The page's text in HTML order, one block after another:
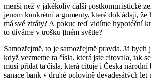
menší než v jakékoliv další postkomunistické
jenom konkrétní argumenty, které dokládají, že
má své ztráty? A pokud teď vidíme hypotéční
to díváme v trošku jiném světle?
Samozřejmě, to je samozřejmě pravda. Já bych
když vezmeme ta čísla, která jste citovala, tak
musí přidat ta čísla, která cituje i Česká národní
sanace bank v druhé polovině devadesátých let